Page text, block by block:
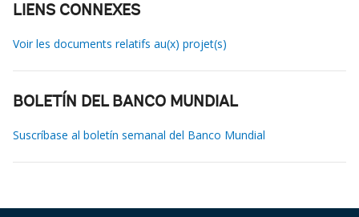
LIENS CONNEXES
Voir les documents relatifs au(x) projet(s)
BOLETÍN DEL BANCO MUNDIAL
Suscríbase al boletín semanal del Banco Mundial